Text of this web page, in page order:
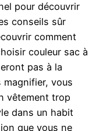
pour découvrir
conseils sûr
comment
couleur sac à
pas à la
vous
vêtement trop
dans un habit
que vous ne